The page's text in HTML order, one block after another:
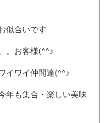
似合いです
。お客様(^^♪
イワイ仲間達(^^♪
年も集合・楽しい美味